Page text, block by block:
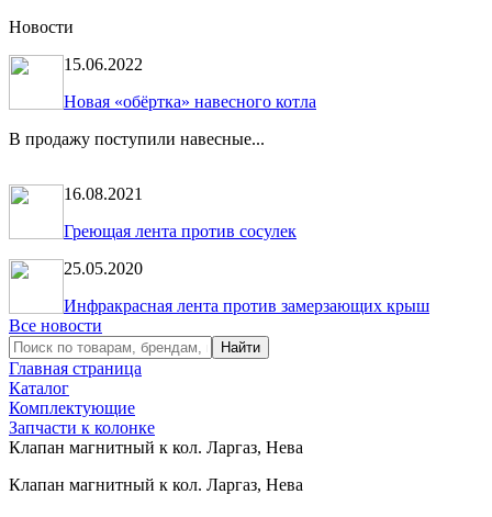
Новости
15.06.2022
Новая «обёртка» навесного котла
В продажу поступили навесные...
16.08.2021
Греющая лента против сосулек
25.05.2020
Инфракрасная лента против замерзающих крыш
Все новости
Главная страница
Каталог
Комплектующие
Запчасти к колонке
Клапан магнитный к кол. Ларгаз, Нева
Клапан магнитный к кол. Ларгаз, Нева